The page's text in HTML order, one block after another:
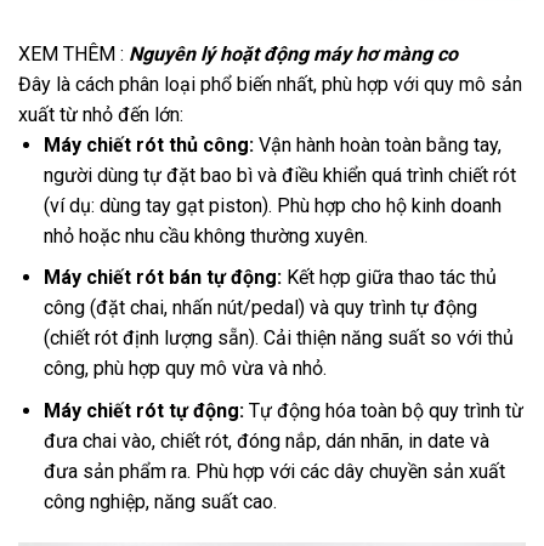
XEM THÊM : Nguyên lý hoặt động máy hơ màng co
Đây là cách phân loại phổ biến nhất, phù hợp với quy mô sản
xuất từ nhỏ đến lớn:
Máy chiết rót thủ công:Vận hành hoàn toàn bằng tay,
người dùng tự đặt bao bì và điều khiển quá trình chiết rót
(ví dụ: dùng tay gạt piston). Phù hợp cho hộ kinh doanh
nhỏ hoặc nhu cầu không thường xuyên.
Máy chiết rót bán tự động:Kết hợp giữa thao tác thủ
công (đặt chai, nhấn nút/pedal) và quy trình tự động
(chiết rót định lượng sẵn). Cải thiện năng suất so với thủ
công, phù hợp quy mô vừa và nhỏ.
Máy chiết rót tự động:Tự động hóa toàn bộ quy trình từ
đưa chai vào, chiết rót, đóng nắp, dán nhãn, in date và
đưa sản phẩm ra. Phù hợp với các dây chuyền sản xuất
công nghiệp, năng suất cao.